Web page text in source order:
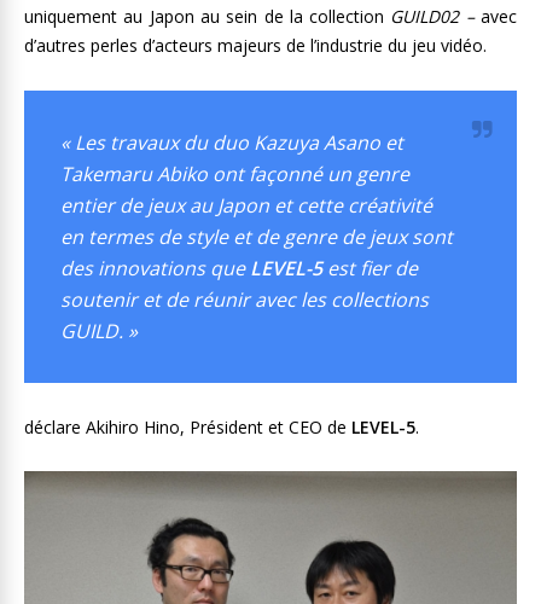
uniquement au Japon au sein de la collection GUILD02 –avec
d’autres perles d’acteurs majeurs de l’industrie du jeu vidéo.
« Les travaux du duo Kazuya Asano et
Takemaru Abiko ont façonné un genre
entier de jeux au Japon et cette créativité
en termes de style et de genre de jeux sont
des innovations queLEVEL-5est fier de
soutenir et de réunir avec les collections
GUILD. »
déclare Akihiro Hino, Président et CEO de LEVEL-5.